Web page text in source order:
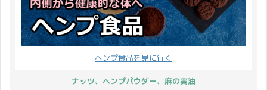
ヘンプ食品を見に行く
ナッツ、ヘンプパウダー、麻の実油